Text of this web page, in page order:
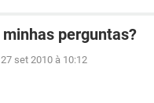
perguntas?
27 set 2010 à 10:12